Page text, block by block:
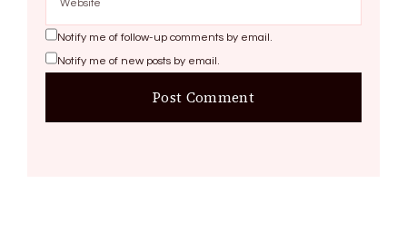
Notify me of follow-up comments by email.
Notify me of new posts by email.